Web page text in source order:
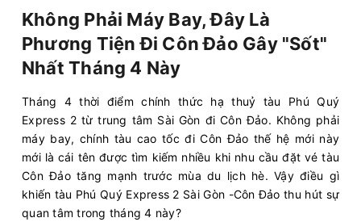
Không Phải Máy Bay, Đây Là
Phương Tiện Đi Côn Đảo Gây "Sốt"
Nhất Tháng 4 Này
Tháng 4 thời điểm chính thức hạ thuỷ tàu Phú Quý
Express 2 từ trung tâm Sài Gòn đi Côn Đảo. Không phải
máy bay, chính tàu cao tốc đi Côn Đảo thế hệ mới này
mới là cái tên được tìm kiếm nhiều khi nhu cầu đặt vé tàu
Côn Đảo tăng mạnh trước mùa du lịch hè. Vậy điều gì
khiến tàu Phú Quý Express 2 Sài Gòn -Côn Đảo thu hút sự
quan tâm trong tháng 4 này?